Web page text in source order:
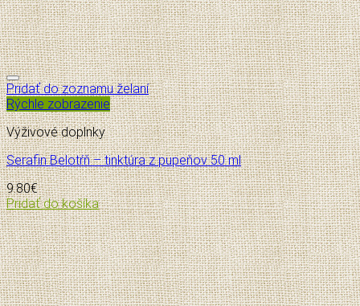
Pridať do zoznamu želaní
Rýchle zobrazenie
Výživové doplnky
Serafin Belotŕň – tinktúra z pupeňov 50 ml
9.80€
Pridať do košíka